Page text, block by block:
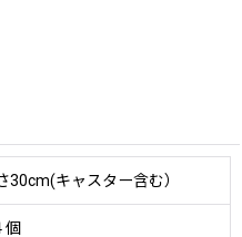
30cm(キャスター含む）
個